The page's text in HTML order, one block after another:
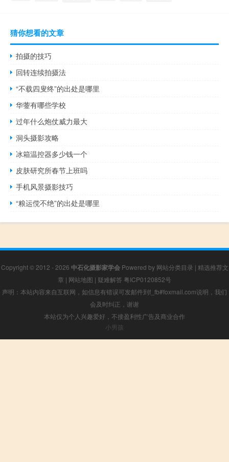
猜你想看的文章
拍摄的技巧
回转连续拍摄法
“不载四叟终”的出处是哪里
华蓥有哪些学校
过年什么炮仗威力最大
洞头摄影攻略
冰箱温控器多少钱一个
皮肤研究所春节上班吗
手机风景摄影技巧
“粮运傥不绝”的出处是哪里
Copyright © 2012 - 2026 中石化摄影家学会Powered by 网站分类目录 | 精选推荐文
章 | 网站地图 | 疑难解答 粤ICP0120852号
声明：本站内容来自互联网，如信息有错误可发邮件到f_fb#foxmail.com说明，我们
会及时纠正，谢谢
本站仅为个人兴趣爱好，不接盈利性广告及商业合作
小男孩